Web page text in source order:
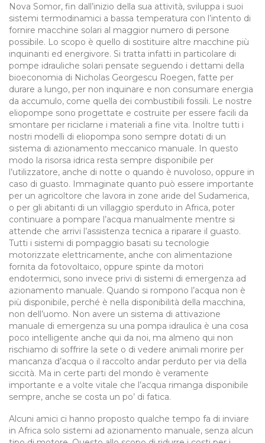
Nova Somor, fin dall’inizio della sua attività, sviluppa i suoi
sistemi termodinamici a bassa temperatura con l’intento di
fornire macchine solari al maggior numero di persone
possibile. Lo scopo è quello di sostituire altre macchine più
inquinanti ed energivore. Si tratta infatti in particolare di
pompe idrauliche solari pensate seguendo i dettami della
bioeconomia di Nicholas Georgescu Roegen, fatte per
durare a lungo, per non inquinare e non consumare energia
da accumulo, come quella dei combustibili fossili. Le nostre
eliopompe sono progettate e costruite per essere facili da
smontare per riciclarne i materiali a fine vita. Inoltre tutti i
nostri modelli di eliopompa sono sempre dotati di un
sistema di azionamento meccanico manuale. In questo
modo la risorsa idrica resta sempre disponibile per
l’utilizzatore, anche di notte o quando è nuvoloso, oppure in
caso di guasto. Immaginate quanto può essere importante
per un agricoltore che lavora in zone aride del Sudamerica,
o per gli abitanti di un villaggio sperduto in Africa, poter
continuare a pompare l’acqua manualmente mentre si
attende che arrivi l’assistenza tecnica a riparare il guasto.
Tutti i sistemi di pompaggio basati su tecnologie
motorizzate elettricamente, anche con alimentazione
fornita da fotovoltaico, oppure spinte da motori
endotermici, sono invece privi di sistemi di emergenza ad
azionamento manuale. Quando si rompono l’acqua non è
più disponibile, perché è nella disponibilità della macchina,
non dell’uomo. Non avere un sistema di attivazione
manuale di emergenza su una pompa idraulica è una cosa
poco intelligente anche qui da noi, ma almeno qui non
rischiamo di soffrire la sete o di vedere animali morire per
mancanza d’acqua o il raccolto andar perduto per via della
siccità. Ma in certe parti del mondo è veramente
importante e a volte vitale che l’acqua rimanga disponibile
sempre, anche se costa un po’ di fatica.
Alcuni amici ci hanno proposto qualche tempo fa di inviare
in Africa solo sistemi ad azionamento manuale, senza alcun